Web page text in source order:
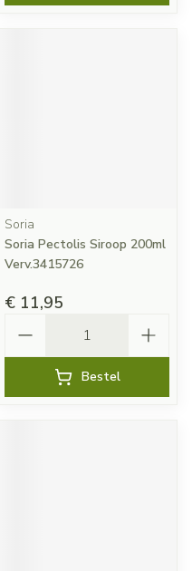
Soria
Soria Pectolis Siroop 200ml
Verv.3415726
€ 11,95
Bestel